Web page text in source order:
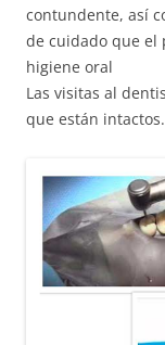
contundente, así
de cuidado que el
higiene oral
Las visitas al
que están intactos.